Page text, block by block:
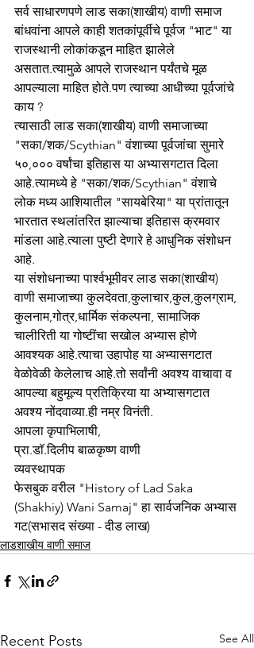
सर्व साधारणपणे लाड सका(शाखीय) वाणी समाज
बांधवांना आपले काही शतकांपूर्वीचे पूर्वज "भाट" या
राजस्थानी लोकांकडून माहित झालेले
असतात.त्यामुळे आपले राजस्थान पर्यंतचे मूळ
आपल्याला माहित होते.पण त्याच्या आधीच्या पूर्वजांचे
काय ?
त्यासाठी लाड सका(शाखीय) वाणी समाजाच्या
"सका/शक/Scythian" वंशाच्या पूर्वजांचा सुमारे
५०,००० वर्षांचा इतिहास या अभ्यासगटात दिला
आहे.त्यामध्ये हे "सका/शक/Scythian" वंशाचे
लोक मध्य आशियातील "सायबेरिया" या प्रांतातून
भारतात स्थलांतरित झाल्याचा इतिहास क्रमवार
मांडला आहे.त्याला पुष्टी देणारे हे आधुनिक संशोधन
आहे.
या संशोधनाच्या पार्श्वभूमीवर लाड सका(शाखीय)
वाणी समाजाच्या कुलदेवता,कुलाचार,कुल,कुलग्राम,
कुलनाम,गोत्र,धार्मिक संकल्पना, सामाजिक
चालीरिती या गोष्टींचा सखोल अभ्यास होणे
आवश्यक आहे.त्याचा उहापोह या अभ्यासगटात
वेळोवेळी केलेलाच आहे.तो सर्वांनी अवश्य वाचावा व
आपल्या बहुमूल्य प्रतिक्रिया या अभ्यासगटात
अवश्य नोंदवाव्या.ही नम्र विनंती.
आपला कृपाभिलाषी,
प्रा.डाॅ.दिलीप बाळकृष्ण वाणी
व्यवस्थापक
फेसबुक वरील "History of Lad Saka
(Shakhiy) Wani Samaj" हा सार्वजनिक अभ्यास
गट(सभासद संख्या - दीड लाख)
लाडशाखीय वाणी समाज
Recent Posts See All